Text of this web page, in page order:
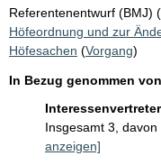
o
S
e
Referentenentwurf (BMJ)
Höfeordnung und zur
Höfesachen (Vorgang)
In Bezug genommen
Insgesamt 3,
anzeigen]